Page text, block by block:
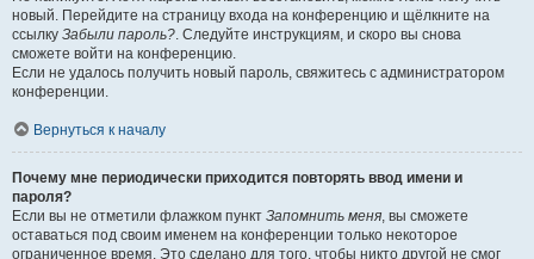
новый. Перейдите на страницу входа на конференцию и щёлкните на
ссылку Забыли пароль?. Следуйте инструкциям, и скоро вы снова
сможете войти на конференцию.
Если не удалось получить новый пароль, свяжитесь с администратором
конференции.
Вернуться к началу
Почему мне периодически приходится повторять ввод имени и
пароля?
Если вы не отметили флажком пункт Запомнить меня, вы сможете
оставаться под своим именем на конференции только некоторое
ограниченное время. Это сделано для того, чтобы никто другой не смог